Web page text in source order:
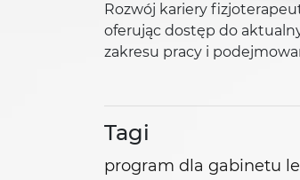
Rozwój kariery
oferując dostęp do
zakresu pracy i
Tagi
program dla gabinetu